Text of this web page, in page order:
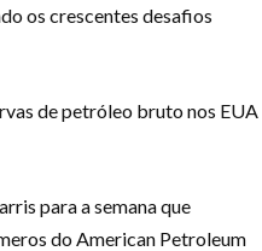
os crescentes desafios
de petróleo bruto nos EUA
para a semana que
do American Petroleum